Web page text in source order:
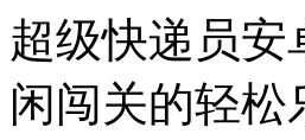
超级快递员安
闲闯关的轻松